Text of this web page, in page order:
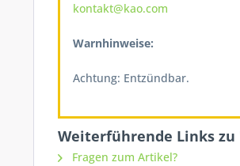
kontakt@kao.com
Warnhinweise:
Achtung: Entzündbar.
Weiterführende Links zu
Fragen zum Artikel?